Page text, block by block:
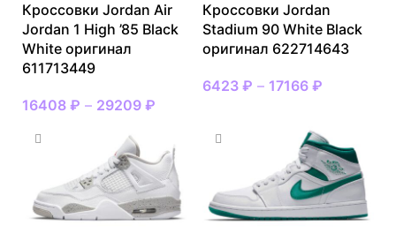
Кроссовки Jordan Air
Jordan 1 High ’85 Black
White оригинал
611713449
16408 ₽ – 29209 ₽
Кроссовки Jordan
Stadium 90 White Black
оригинал 622714643
6423 ₽ – 17166 ₽